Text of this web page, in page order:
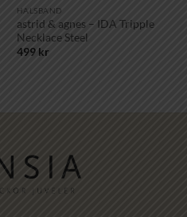
HALSBAND
astrid & agnes – IDA Tripple
Necklace Steel
499 kr